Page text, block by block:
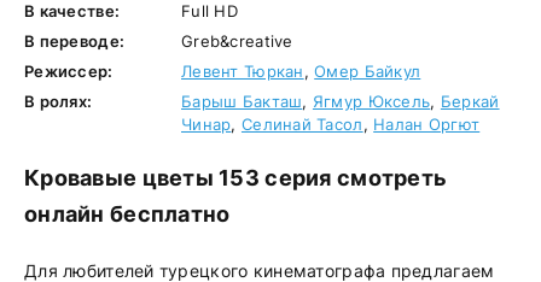
В качестве:
Full HD
В переводе:
Greb&creative
Режиссер:
Левент Тюркан,Омер Байкул
В ролях:
Барыш Бакташ, Ягмур Юксель, Беркай
Чинар, Селинай Тасол, Налан Оргют
Кровавые цветы 153 серия смотреть
онлайн бесплатно
Для любителей турецкого кинематографа предлагаем